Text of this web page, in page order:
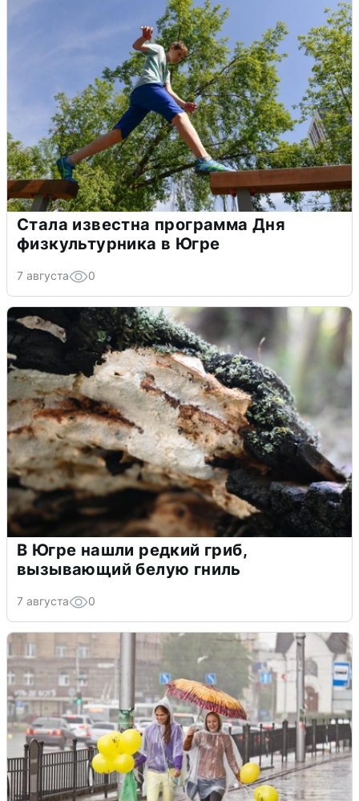
Стала известна программа Дня
физкультурника в Югре
7 августа 0
В Югре нашли редкий гриб,
вызывающий белую гниль
7 августа 0